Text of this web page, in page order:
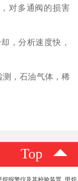
对多通阀的损害
，分析速度快，
测，石油气体，稀
Top
报警仪及其校验装置 甲烷